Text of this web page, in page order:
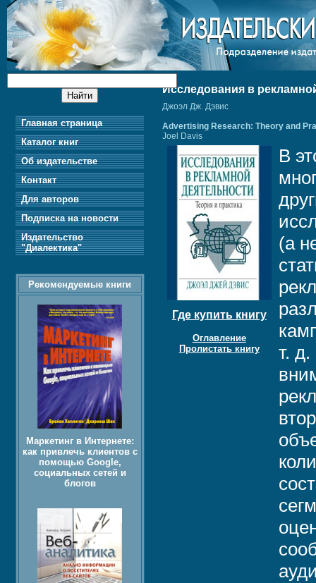
Исследования в
Джоэл Дж. Дэвис
Advertising Research: Theory and
Joel Davis
Где купить книгу
Оглавление
Пролистать книгу
В
(а
т.
Главная страница
Каталог книг
Об издательстве
Контакт
Для авторов
Подписка на новости
Издательство
"Диалектика"
Рекомендуемые книги
Маркетинг в Интернете:
как привлечь клиентов с
помощью Google,
социальных сетей и
блогов